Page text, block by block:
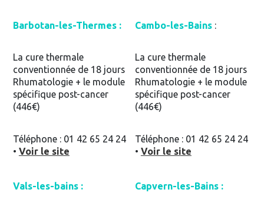
Barbotan-les-Thermes :
La cure thermale
conventionnée de 18 jours
Rhumatologie + le module
spécifique post-cancer
(446€)
Téléphone : 01 42 65 24 24
• Voir le site
Cambo-les-Bains:
La cure thermale
conventionnée de 18 jours
Rhumatologie + le module
spécifique post-cancer
(446€)
Téléphone : 01 42 65 24 24
• Voir le site
Vals-les-bains : Capvern-les-Bains :